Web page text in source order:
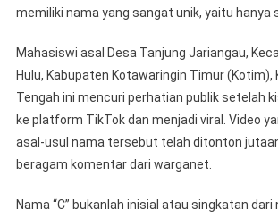
memiliki nama yang sangat unik, yaitu hanya
Mahasiswi asal Desa Tanjung Jariangau,
Hulu, Kabupaten Kotawaringin Timur (Kotim),
Tengah ini mencuri perhatian publik setelah
ke platform TikTok dan menjadi viral. Video
asal-usul nama tersebut telah ditonton
beragam komentar dari warganet.
Nama “C” bukanlah inisial atau singkatan dari